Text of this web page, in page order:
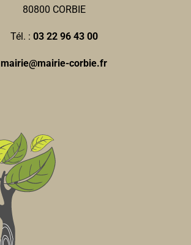
80800 CORBIE
Tél. : 03 22 96 43 00
mairie@mairie-corbie.fr